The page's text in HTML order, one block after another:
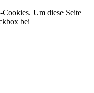
Um diese Seite
bei